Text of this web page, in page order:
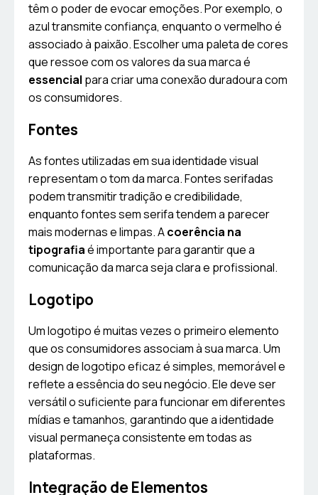
têm o poder de evocar emoções. Por exemplo, o
azul transmite confiança, enquanto o vermelho é
associado à paixão. Escolher uma paleta de cores
que ressoe com os valores da sua marca é
essencial para criar uma conexão duradoura com
os consumidores.
Fontes
As fontes utilizadas em sua identidade visual
representam o tom da marca. Fontes serifadas
podem transmitir tradição e credibilidade,
enquanto fontes sem serifa tendem a parecer
mais modernas e limpas. Acoerência na
tipografiaé importante para garantir que a
comunicação da marca seja clara e profissional.
Logotipo
Um logotipo é muitas vezes o primeiro elemento
que os consumidores associam à sua marca. Um
design de logotipo eficaz é simples, memorável e
reflete a essência do seu negócio. Ele deve ser
versátil o suficiente para funcionar em diferentes
mídias e tamanhos, garantindo que a identidade
visual permaneça consistente em todas as
plataformas.
Integração de Elementos